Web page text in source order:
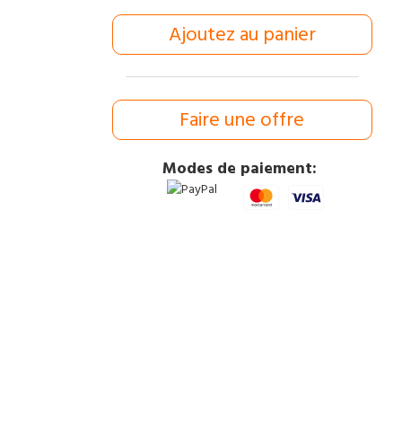
40,00 €. Ajoutez au panier
Faire une offre
Modes de paiement: